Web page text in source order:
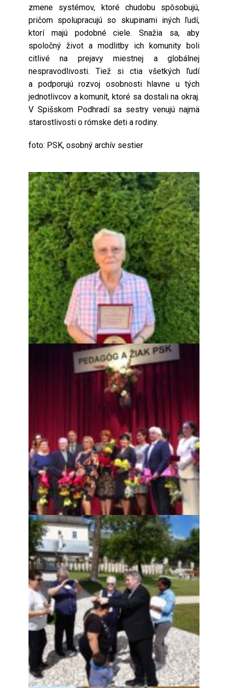
zmene systémov, ktoré chudobu spôsobujú,
pričom spolupracujú so skupinami iných ľudí,
ktorí majú podobné ciele. Snažia sa, aby
spoločný život a modlitby ich komunity boli
citlivé na prejavy miestnej a globálnej
nespravodlivosti. Tiež si ctia všetkých ľudí
a podporujú rozvoj osobnosti hlavne u tých
jednotlivcov a komunít, ktoré sa dostali na okraj.
V Spišskom Podhradí sa sestry venujú najmä
starostlivosti o rómske deti a rodiny.
foto: PSK, osobný archív sestier